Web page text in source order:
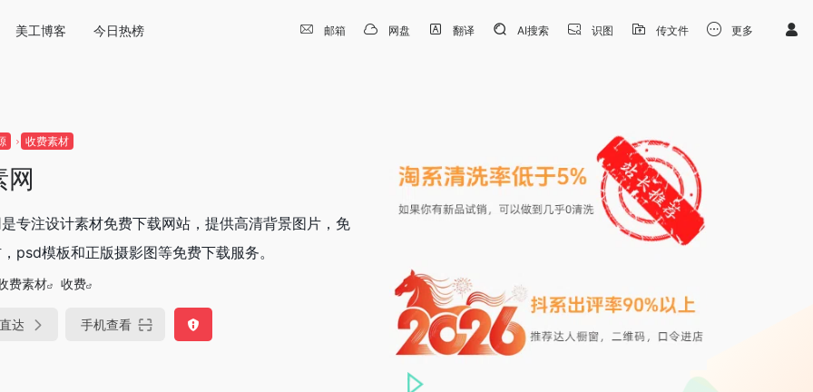
美工博客 今日热榜 邮箱 网盘 翻译 AI搜索 识图 传文件 更多
收费素材
网
专注设计素材免费下载网站，提供高清背景图片，免
psd模板和正版摄影图等免费下载服务。
费素材 收费
达 手机查看